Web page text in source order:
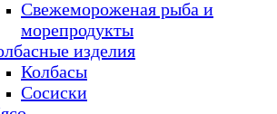
Свежемороженая рыба и
морепродукты
изделия
Колбасы
Сосиски